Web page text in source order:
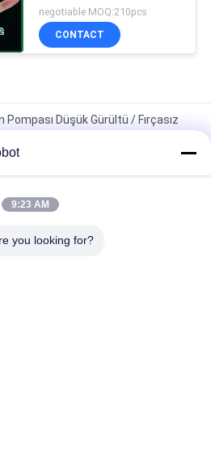
negotiable MOQ:210pcs
CONTACT
Düşük Gürültü / Fırçasız
Pompa DC12V DC24V, Mikro
Düşük Güç Tüketimi 250mA / Mikro
9:23 AM
you looking for?